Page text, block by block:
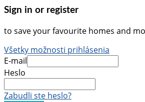
Sign in or register
to save your favourite homes and
Všetky možnosti prihlásenia
E-mail
Heslo
Zabudli ste heslo?